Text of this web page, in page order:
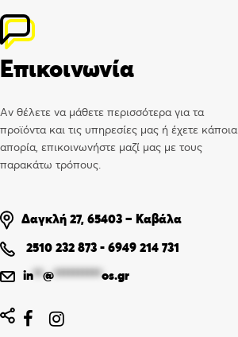
Επικοινωνία
Αν θέλετε να μάθετε περισσότερα για τα
προϊόντα και τις υπηρεσίες μας ή έχετε κάποια
απορία, επικοινωνήστε μαζί μας με τους
παρακάτω τρόπους.
Δαγκλή 27, 65403 – Καβάλα
2510 232 873 - 6949 214 731
in**@**********os.gr
 